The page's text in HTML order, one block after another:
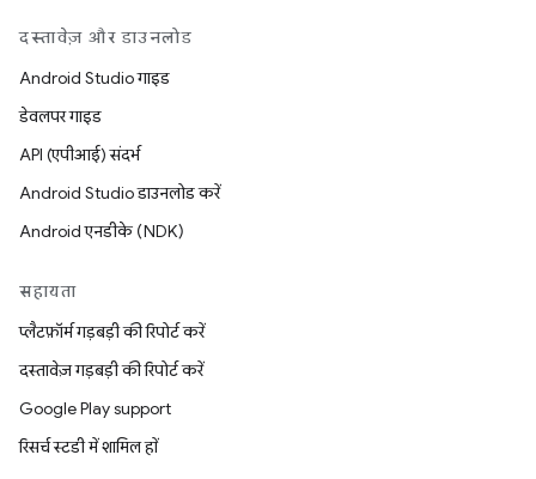
दस्तावेज़ और डाउनलोड
Android Studio गाइड
डेवलपर गाइड
API (एपीआई) संदर्भ
Android Studio डाउनलोड करें
Android एनडीके (NDK)
सहायता
प्लैटफ़ॉर्म गड़बड़ी की रिपोर्ट करें
दस्तावेज़ गड़बड़ी की रिपोर्ट करें
Google Play support
रिसर्च स्टडी में शामिल हों